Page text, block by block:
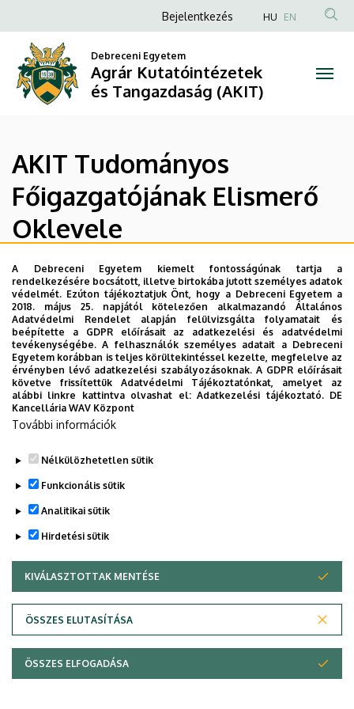
Tudományos
Főigazgatójának
Elismerő
Agrár
Kutatóintézetek
és
Tangazdaság
(AKIT)
a
tartalomra
Anonim
fiók
menüje
Bejelentkezés HU EN
Debreceni Egyetem
Agrár Kutatóintézetek
és Tangazdaság (AKIT)
AKIT Tudományos
Főigazgatójának Elismerő
Oklevele
Az Agrár Kutatóintézetek és Tangazdaság Tudományos
Főigazgatójának Elismerő Oklevele kitüntetés
adományozható az AKIT-hoz tatozó egységek kutatói,
dolgozói részére több éven át kifejtett szakmai
tevékenységük és közösséget segítő munkájuk
elismeréseként.
Legutóbbi frissítés: 2023. 02. 28. 10:25
Adatvédelem
Copyright © 2026 Unideb
A Debreceni Egyetem kiemelt fontosságúnak tartja a
rendelkezésére bocsátott, illetve birtokába jutott személyes adatok
védelmét. Ezúton tájékoztatjuk Önt, hogy a Debreceni Egyetem a
2018. május 25. napjától kötelezően alkalmazandó Általános
Adatvédelmi Rendelet alapján felülvizsgálta folyamatait és
beépítette a GDPR előírásait az adatkezelési és adatvédelmi
tevékenységébe. A felhasználók személyes adatait a Debreceni
Egyetem korábban is teljes körültekintéssel kezelte, megfelelve az
érvényben lévő adatkezelési szabályozásoknak. A GDPR előírásait
követve frissítettük Adatvédelmi Tájékoztatónkat, amelyet az
alábbi linkre kattintva olvashat el:Adatkezelési tájékoztató. DE
Kancellária WAV Központ
További információk
Nélkülözhetetlen sütik
Funkcionális sütik
Analitikai sütik
Hirdetési sütik
KIVÁLASZTOTTAK MENTÉSE
ÖSSZES ELUTASÍTÁSA
WITHDRAW CONSENT
ÖSSZES ELFOGADÁSA